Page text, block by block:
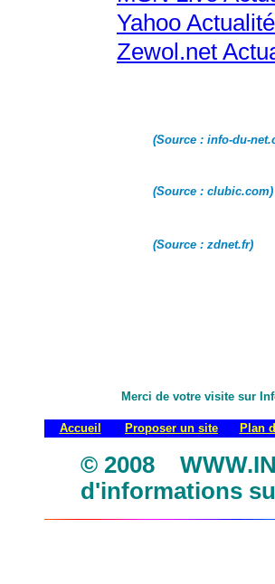
Yahoo
Zewol.net
(Source : info-du-
(Source : clubic.com)
(Source : zdnet.fr)
Merci de votre visite sur
Accueil Proposer un site Plan
© 2008
d'informations